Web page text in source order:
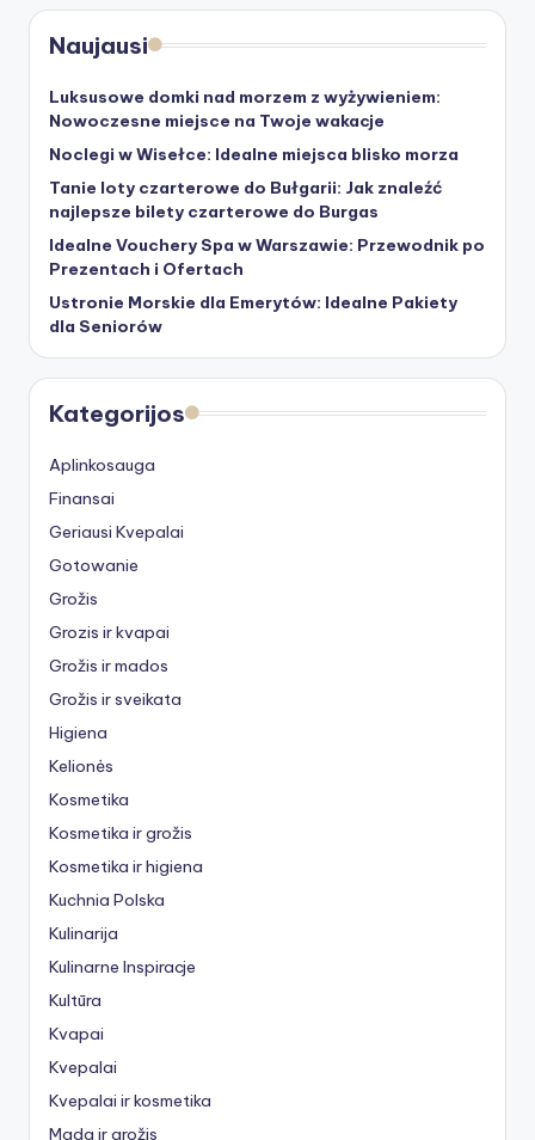
Naujausi
Luksusowe domki nad morzem z wyżywieniem:
Nowoczesne miejsce na Twoje wakacje
Noclegi w Wisełce: Idealne miejsca blisko morza
Tanie loty czarterowe do Bułgarii: Jak znaleźć
najlepsze bilety czarterowe do Burgas
Idealne Vouchery Spa w Warszawie: Przewodnik po
Prezentach i Ofertach
Ustronie Morskie dla Emerytów: Idealne Pakiety
dla Seniorów
Kategorijos
Aplinkosauga
Finansai
Geriausi Kvepalai
Gotowanie
Grožis
Grozis ir kvapai
Grožis ir mados
Grožis ir sveikata
Higiena
Kelionės
Kosmetika
Kosmetika ir grožis
Kosmetika ir higiena
Kuchnia Polska
Kulinarija
Kulinarne Inspiracje
Kultūra
Kvapai
Kvepalai
Kvepalai ir kosmetika
Mada ir grožis